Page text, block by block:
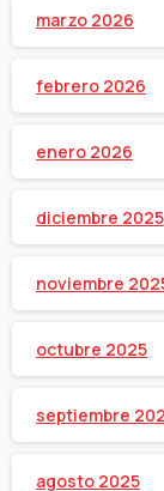
marzo 2026
febrero 2026
enero 2026
diciembre 2025
noviembre
octubre 2025
septiembre
agosto 2025